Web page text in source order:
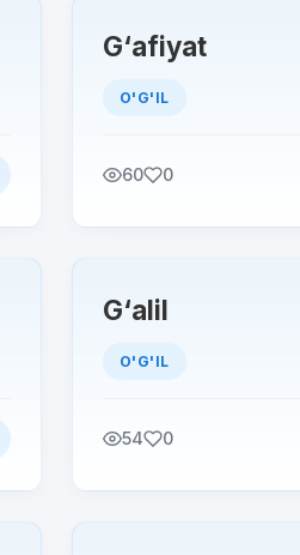
G‘afiyat
O'G'IL
60 0
G‘alil
O'G'IL
54 0